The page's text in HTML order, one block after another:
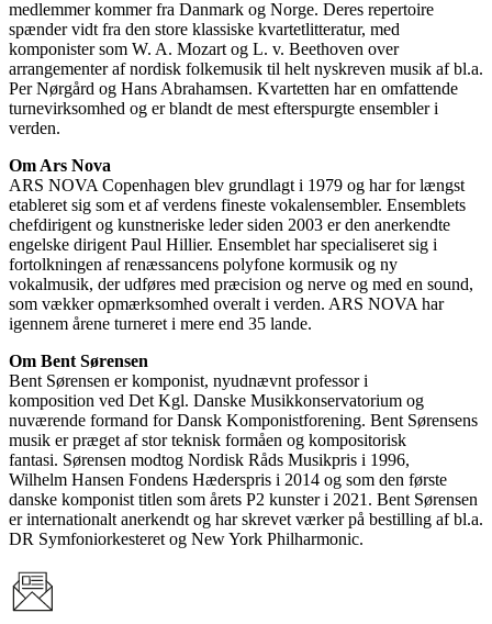
medlemmer kommer fra Danmark og Norge. Deres repertoire
spænder vidt fra den store klassiske kvartetlitteratur, med
komponister som W. A. Mozart og L. v. Beethoven over
arrangementer af nordisk folkemusik til helt nyskreven musik af bl.a.
Per Nørgård og Hans Abrahamsen. Kvartetten har en omfattende
turnevirksomhed og er blandt de mest efterspurgte ensembler i
verden.
Om Ars Nova
ARS NOVA Copenhagen blev grundlagt i 1979 og har for længst
etableret sig som et af verdens fineste vokalensembler. Ensemblets
chefdirigent og kunstneriske leder siden 2003 er den anerkendte
engelske dirigent Paul Hillier. Ensemblet har specialiseret sig i
fortolkningen af renæssancens polyfone kormusik og ny
vokalmusik, der udføres med præcision og nerve og med en sound,
som vækker opmærksomhed overalt i verden. ARS NOVA har
igennem årene turneret i mere end 35 lande.
Om Bent Sørensen
Bent Sørensen er komponist, nyudnævnt professor i
komposition ved Det Kgl. Danske Musikkonservatorium og
nuværende formand for Dansk Komponistforening. Bent Sørensens
musik er præget af stor teknisk formåen og kompositorisk
fantasi. Sørensen modtog Nordisk Råds Musikpris i 1996,
Wilhelm Hansen Fondens Hæderspris i 2014 og som den første
danske komponist titlen som årets P2 kunster i 2021. Bent Sørensen
er internationalt anerkendt og har skrevet værker på bestilling af bl.a.
DR Symfoniorkesteret og New York Philharmonic.